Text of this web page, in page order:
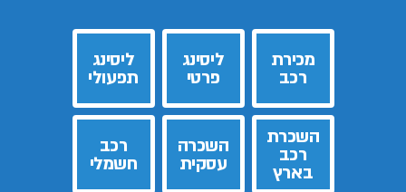
מכירת
רכב
ליסינג
פרטי
ליסינג
תפעולי
השכרת
רכב
בארץ
השכרה
עסקית
רכב
חשמלי